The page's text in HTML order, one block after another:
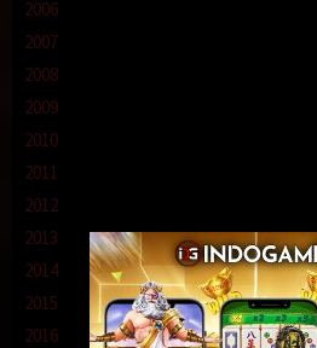
2006
2007
2008
2009
2010
2011
2012
2013
2014
2015
2016